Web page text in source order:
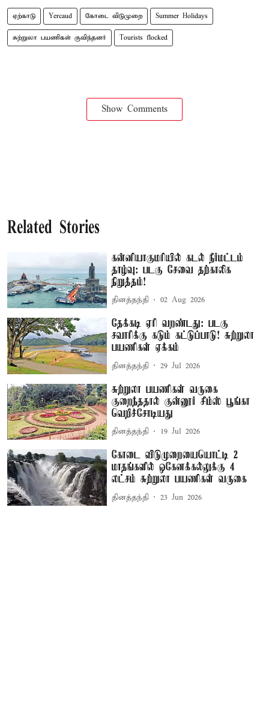
ஏற்காடு Yercaud கோடை விடுமுறை Summer Holidays
சுற்றுலா பயணிகள் குவிந்தனர் Tourists flocked
Show Comments
Related Stories
கன்னியாகுமரியில் கடல் நீர்மட்டம்
தாழ்வு: படகு சேவை தற்காலிக
நிறுத்தம்!
தினத்தந்தி 02 Aug 2026
தேக்கடி ஏரி வறண்டது: படகு
சவாரிக்கு கடும் கட்டுப்பாடு! சுற்றுலா
பயணிகள் ஏக்கம்
தினத்தந்தி 29 Jul 2026
சுற்றுலா பயணிகள் வருகை
குறைந்ததால் குன்னூர் சிம்ஸ் பூங்கா
வெறிச்சோடியது
தினத்தந்தி 19 Jul 2026
கோடை விடுமுறையையொட்டி 2
மாதங்களில் ஒகேனக்கல்லுக்கு 4
லட்சம் சுற்றுலா பயணிகள் வருகை
தினத்தந்தி 23 Jun 2026